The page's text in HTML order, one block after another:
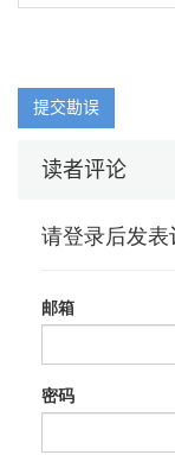
亲爱的“程序猿”们
程序员该不该考虑
无Bug不生活
别说“我已经很努力
提交勘误
读者评论